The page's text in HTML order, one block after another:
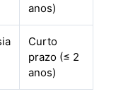
anos)
Curto
prazo (≤ 2
anos)